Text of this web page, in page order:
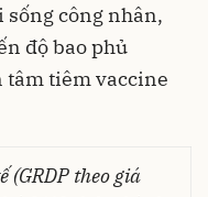
công nhân,
độ bao phủ
tâm tiêm vaccine
theo giá